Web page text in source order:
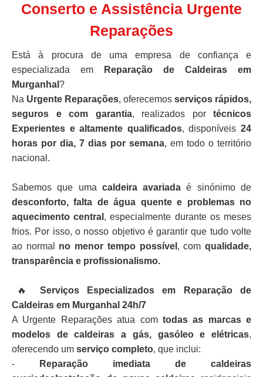
Conserto e Assistência Urgente
Reparações
Está à procura de uma empresa de confiança e
especializada em
Reparação de Caldeiras em
Murganhal ?
Na Urgente Reparações, oferecemos serviços rápidos,
seguros e com garantia, realizados por técnicos
Experientes e altamente qualificados, disponíveis24
horas por dia, 7 dias por semana, em todo o território
nacional.
Sabemos que uma caldeira avariada é sinónimo de
desconforto, falta de água quente e problemas no
aquecimento central , especialmente durante os meses
frios. Por isso, o nosso objetivo é garantir que tudo volte
ao normal no menor tempo possível , comqualidade,
transparência e profissionalismo.
🔥
Serviços Especializados em Reparação de
Caldeiras em Murganhal 24h/7
A Urgente Reparações atua com todas as marcas e
modelos de caldeiras a gás, gasóleo e elétricas,
oferecendo um serviço completo, que inclui:
-
Reparação imediata de caldeiras